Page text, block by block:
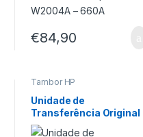
€84,90
Tambor HP
Unidade de
Transferência Original
HP JC93-01594A